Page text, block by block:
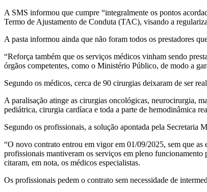
A SMS informou que cumpre “integralmente os pontos
Termo de Ajustamento de Conduta (TAC), visando a
A pasta informou ainda que não foram todos os prestadores
“Reforça também que os serviços médicos vinham sendo
órgãos competentes, como o Ministério Público, de modo a
Segundo os médicos, cerca de 90 cirurgias deixaram de ser
A paralisação atinge as cirurgias oncológicas, neurocirurgia,
pediátrica, cirurgia cardíaca e toda a parte de hemodinâmica
Segundo os profissionais, a solução apontada pela
“O novo contrato entrou em vigor em 01/09/2025, sem que as
profissionais mantiveram os serviços em pleno funcionamento
citaram, em nota, os médicos especialistas.
Os profissionais pedem o contrato sem necessidade de